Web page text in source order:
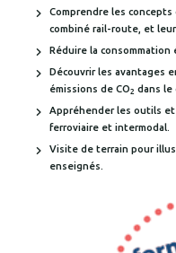
Comprendre les
combiné rail-route, et
Réduire la
Découvrir les avantages
émissions de CO2 dans le
Appréhender les outils
ferroviaire et intermodal.
Visite de terrain pour
enseignés.